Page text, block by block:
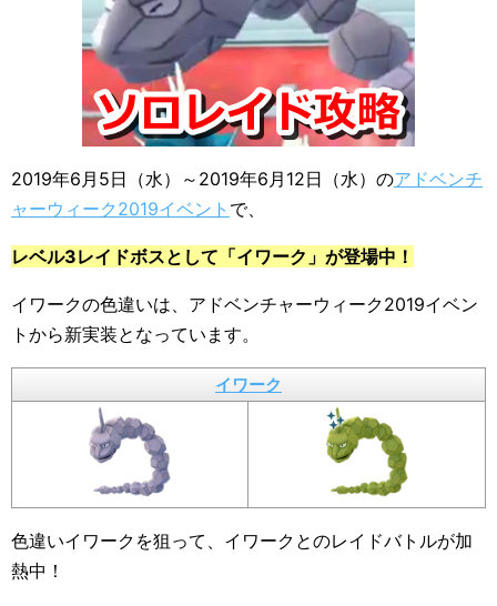
2019年6月5日（水）～2019年6月12日（水）のアドベンチ
ャーウィーク2019イベント で、
レベル3レイドボスとして「イワーク」が登場中！
イワークの色違いは、アドベンチャーウィーク2019イベン
トから新実装となっています。
イワーク
色違いイワークを狙って、イワークとのレイドバトルが加
熱中！